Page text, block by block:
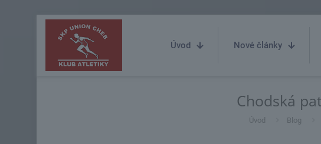
Úvod Nové články
Chodská
Úvod Blog